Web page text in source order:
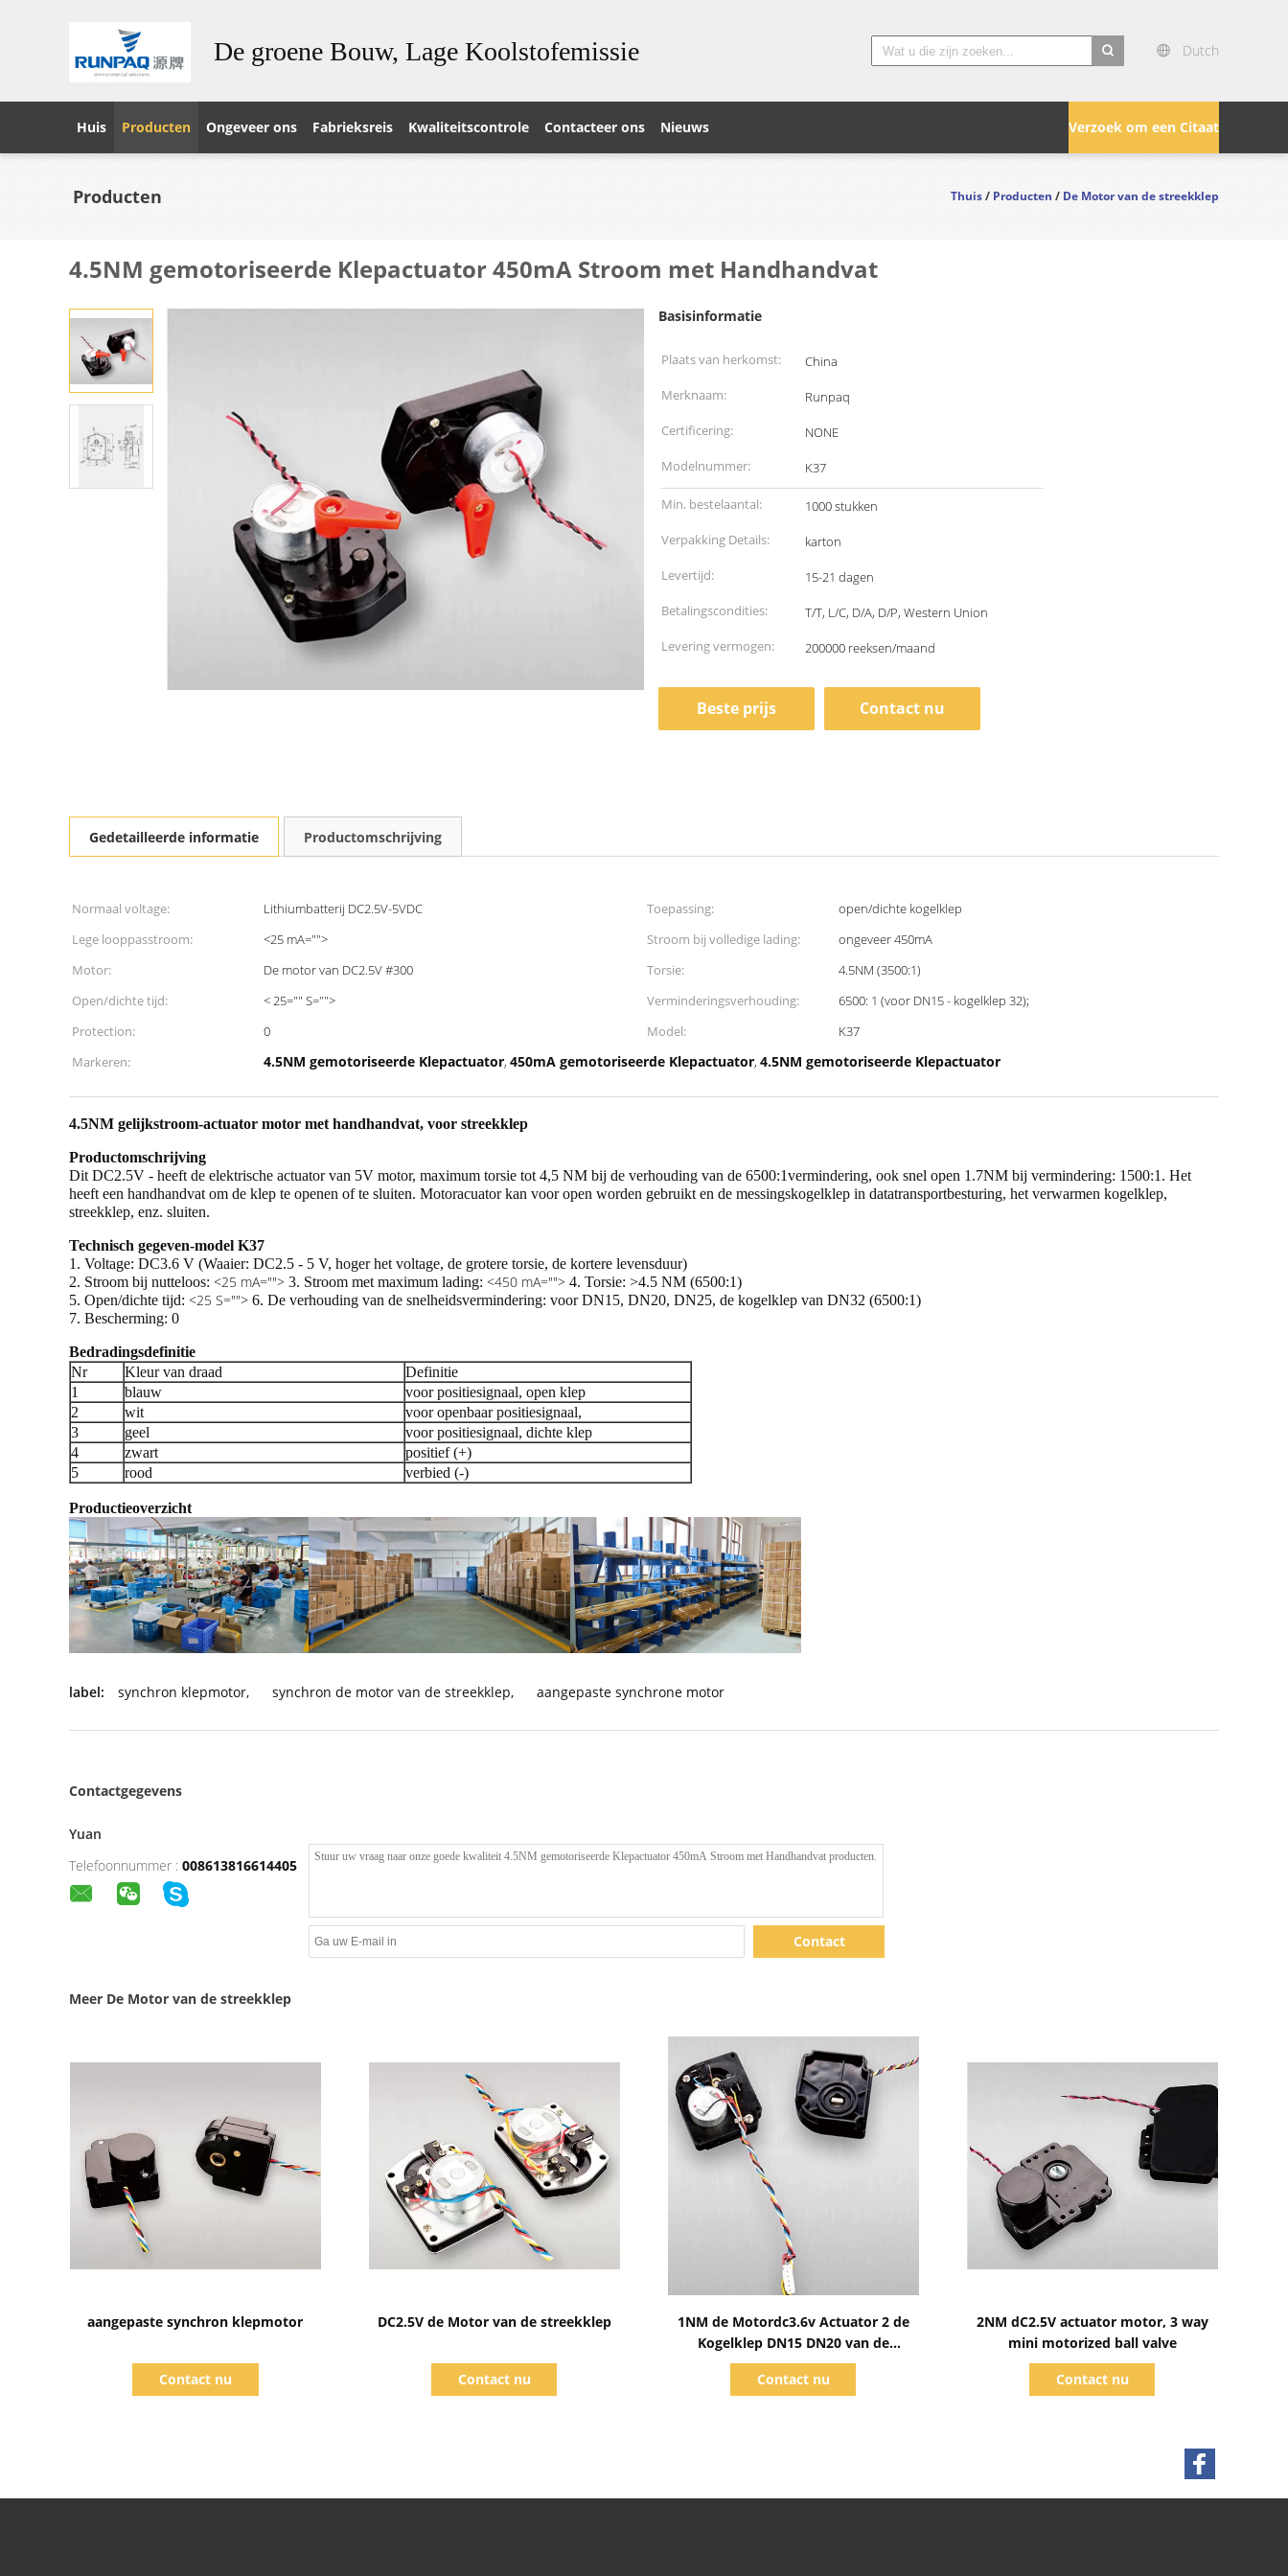
De groene Bouw, Lage Koolstofemissie Dutch
Verzoek om een Citaat
Huis Producten Ongeveer ons Fabrieksreis Kwaliteitscontrole Contacteer ons Nieuws
Producten Thuis/Producten/De Motor van de streekklep
4.5NM gemotoriseerde Klepactuator 450mA Stroom met Handhandvat
Basisinformatie
Plaats van herkomst:
China
Merknaam:
Runpaq
Certificering:
NONE
Modelnummer:
K37
Min. bestelaantal:
1000 stukken
Verpakking Details:
karton
Levertijd:
15-21 dagen
Betalingscondities:
T/T, L/C, D/A, D/P, Western Union
Levering vermogen:
200000 reeksen/maand
Beste prijs Contact nu
Gedetailleerde informatie Productomschrijving
Normaal voltage: Lithiumbatterij DC2.5V-5VDC Toepassing:
open/dichte kogelklep
Lege looppasstroom:
<25 mA=""> Stroom bij volledige lading:
ongeveer 450mA
Motor:
De motor van DC2.5V #300 Torsie:
4.5NM (3500:1)
Open/dichte tijd:
< 25="" S=""> Verminderingsverhouding:
6500: 1 (voor DN15 - kogelklep 32);
Protection:
0 Model:
K37
Markeren:
4.5NM gemotoriseerde Klepactuator, 450mA gemotoriseerde Klepactuator, 4.5NM gemotoriseerde Klepactuator
4.5NM gelijkstroom-actuator motor met handhandvat, voor streekklep
Productomschrijving
Dit DC2.5V - heeft de elektrische actuator van 5V motor, maximum torsie tot 4,5 NM bij de verhouding van de 6500:1vermindering, ook snel open 1.7NM bij vermindering: 1500:1. Het
heeft een handhandvat om de klep te openen of te sluiten. Motoracuator kan voor open worden gebruikt en de messingskogelklep in datatransportbesturing, het verwarmen kogelklep,
streekklep, enz. sluiten.
Technisch gegeven-model K37
1. Voltage: DC3.6 V (Waaier: DC2.5 - 5 V, hoger het voltage, de grotere torsie, de kortere levensduur)
2. Stroom bij nutteloos: <25 mA=""> 3. Stroom met maximum lading: <450 mA=""> 4. Torsie: >4.5 NM (6500:1)
5. Open/dichte tijd: <25 S=""> 6. De verhouding van de snelheidsvermindering: voor DN15, DN20, DN25, de kogelklep van DN32 (6500:1)
7. Bescherming: 0
Bedradingsdefinitie
Nr
Kleur van draad
Definitie
1
blauw
voor positiesignaal, open klep
2
wit
voor openbaar positiesignaal,
3
geel
voor positiesignaal, dichte klep
4
zwart
positief (+)
5
rood verbied (-)
Productieoverzicht
label: synchron klepmotor, synchron de motor van de streekklep, aangepaste synchrone motor
Contactgegevens
Yuan
Telefoonnummer : 008613816614405
Contact
Meer De Motor van de streekklep
aangepaste synchron klepmotor
Contact nu
DC2.5V de Motor van de streekklep
Contact nu
1NM de Motordc3.6v Actuator 2 de
Kogelklep DN15 DN20 van de
streekklep van het Maniermessing
Contact nu
2NM dC2.5V actuator motor, 3 way
mini motorized ball valve
Contact nu